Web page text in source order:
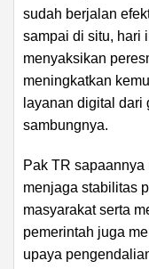
sudah berjalan
sampai di situ, hari
menyaksikan
meningkatkan
layanan digital dari
sambungnya.
Pak TR
menjaga stabilitas
masyarakat serta
pemerintah juga
upaya